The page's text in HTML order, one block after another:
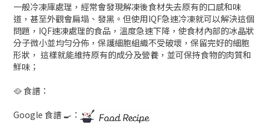
一般冷凍庫處理，經常會發現解凍後食材失去原有的口感和味
道，甚至外觀會扁塌、發黑。但使用IQF急速冷凍就可以解決這個
問題，IQF速凍處理的食品，溫度急速下降，使食材內部的冰晶狀
分子微小並均勻分佈，保護細胞組織不受破壞，保留完好的細胞
形狀， 這樣就能維持原有的成分及營養，並可保持食物的肉質和
鮮味；
🥘 食譜：
Google 食譜 🍳：